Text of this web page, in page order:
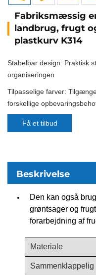
Fabriksmæssig
landbrug, frugt
plastkurv K314
Stabelbar design: Praktisk
organiseringen
Tilpasselige farver:
forskellige
Få et tilbud
Beskrivelse
Den kan også
grøntsager og
forarbejdning af
Materiale
Sammenklappelig